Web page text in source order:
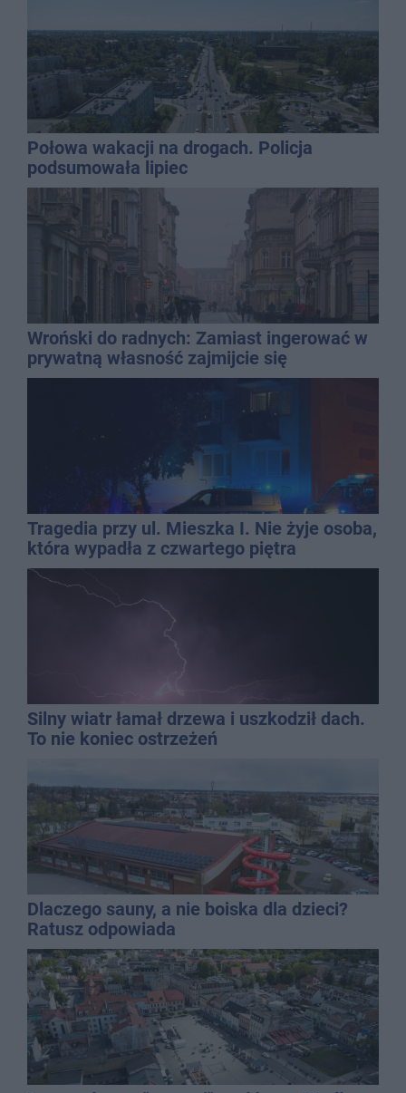
Połowa wakacji na drogach. Policja
podsumowała lipiec
Wroński do radnych: Zamiast ingerować w
prywatną własność zajmijcie się
gospodarką
Tragedia przy ul. Mieszka I. Nie żyje osoba,
która wypadła z czwartego piętra
Silny wiatr łamał drzewa i uszkodził dach.
To nie koniec ostrzeżeń
Dlaczego sauny, a nie boiska dla dzieci?
Ratusz odpowiada